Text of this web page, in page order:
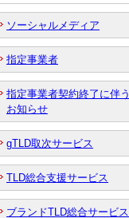
ソーシャルメディア
指定事業者
指定事業者契約終了に伴う
お知らせ
gTLD取次サービス
TLD総合支援サービス
ブランドTLD総合サービス